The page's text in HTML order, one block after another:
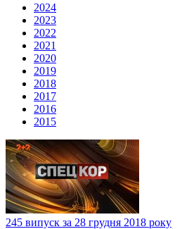
2024
2023
2022
2021
2020
2019
2018
2017
2016
2015
245 випуск за 28 грудня 2018 року